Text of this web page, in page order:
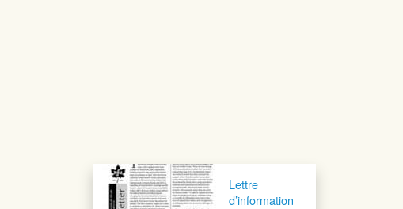
Navigation postale
Lettre
d’information